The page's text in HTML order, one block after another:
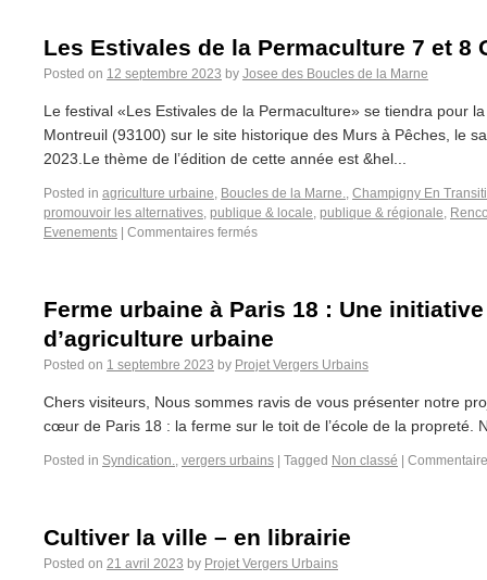
Les Estivales de la Permaculture 7 et 8
Posted on 12 septembre 2023 by Josee des Boucles de la Marne
Le festival «Les Estivales de la Permaculture» se tiendra pour
Montreuil (93100) sur le site historique des Murs à Pêches, le
2023.Le thème de l’édition de cette année est &hel...
Posted in agriculture urbaine, Boucles de la Marne., Champigny En
promouvoir les alternatives, publique & locale, publique & régionale,
Evenements
Commentaires fermés
Ferme urbaine à Paris 18 : Une
d’agriculture urbaine
Posted on 1 septembre 2023 by Projet Vergers Urbains
Chers visiteurs, Nous sommes ravis de vous présenter notre
cœur de Paris 18 : la ferme sur le toit de l’école de la
Posted in Syndication., vergers urbains Tagged Non classé
Cultiver la ville – en librairie
Posted on 21 avril 2023 by Projet Vergers Urbains